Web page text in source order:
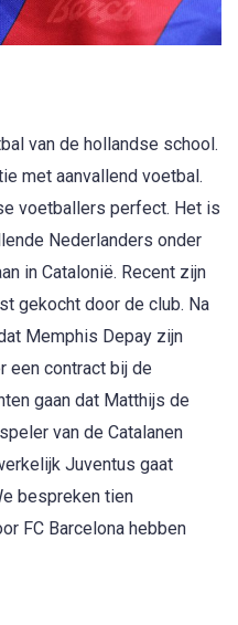
van de hollandse school.
met aanvallend voetbal.
voetballers perfect. Het is
Nederlanders onder
in Catalonië. Recent zijn
gekocht door de club. Na
Memphis Depay zijn
een contract bij de
gaan dat Matthijs de
van de Catalanen
Juventus gaat
bespreken tien
FC Barcelona hebben